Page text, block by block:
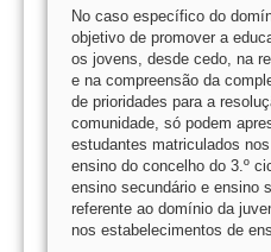
No caso específico do
objetivo de promover a
os jovens, desde cedo, na
e na compreensão da
de prioridades para a
comunidade, só podem
estudantes matriculados
ensino do concelho do 3.º
ensino secundário e ensino
referente ao domínio da
nos estabelecimentos de